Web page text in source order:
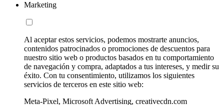
Marketing
Al aceptar estos servicios, podemos mostrarte anuncios,
contenidos patrocinados o promociones de descuentos para
nuestro sitio web o productos basados en tu comportamiento
de navegación y compra, adaptados a tus intereses, y medir su
éxito. Con tu consentimiento, utilizamos los siguientes
servicios de terceros en este sitio web:
Meta-Pixel, Microsoft Advertising, creativecdn.com